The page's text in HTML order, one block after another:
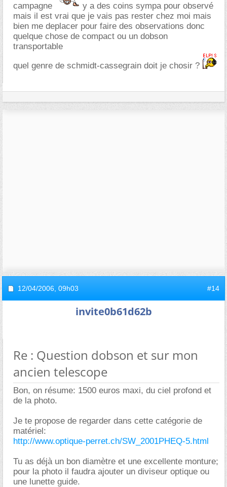
campagne
y a des coins sympa pour observé
mais il est vrai que je vais pas rester chez moi mais
bien me deplacer pour faire des observations donc
quelque chose de compact ou un dobson
transportable
quel genre de schmidt-cassegrain doit je chosir ?
12/04/2006, 09h03 #14
invite0b61d62b
Re : Question dobson et sur mon
ancien telescope
Bon, on résume: 1500 euros maxi, du ciel profond et
de la photo.
Je te propose de regarder dans cette catégorie de
matériel:
http://www.optique-perret.ch/SW_2001PHEQ-5.html
Tu as déjà un bon diamètre et une excellente monture;
pour la photo il faudra ajouter un diviseur optique ou
une lunette guide.